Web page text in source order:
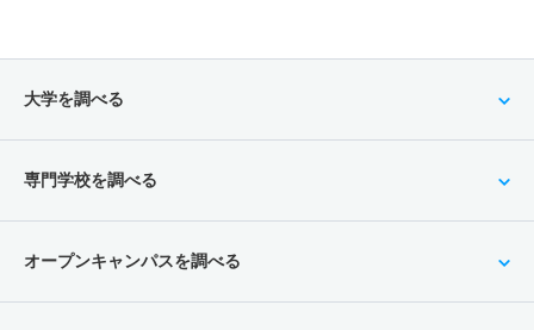
大学を調べる
専門学校を調べる
オープンキャンパスを調べる